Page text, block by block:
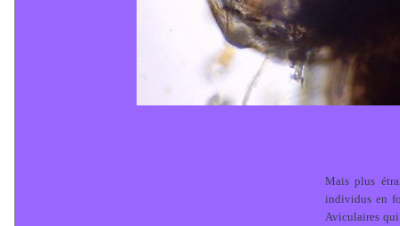
Mais plus
individus en
Aviculaires qui